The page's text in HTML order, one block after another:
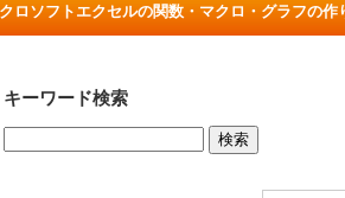
ロソフトエクセルの関数・マクロ・グラフの
キーワード検索